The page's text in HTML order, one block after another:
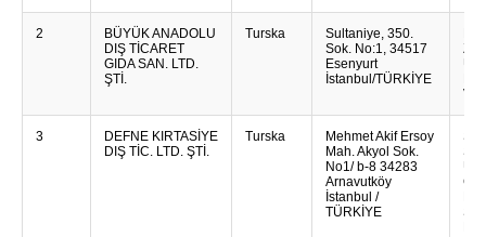
2
BÜYÜK ANADOLU
DIŞ TİCARET
GIDA SAN. LTD.
ŞTİ.
Turska
Sultaniye, 350.
Sok. No:1, 34517
Esenyurt
İstanbul/TÜRKİYE
Za
3
DEFNE KIRTASİYE
DIŞ TİC. LTD. ŞTİ.
Turska
Mehmet Akif Ersoy
Mah. Akyol Sok.
No1/ b-8 34283
Arnavutköy
İstanbul /
TÜRKİYE